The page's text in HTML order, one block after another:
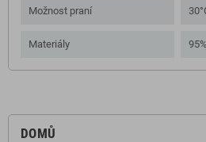
DOMŮ
Možnost praní
Materiály